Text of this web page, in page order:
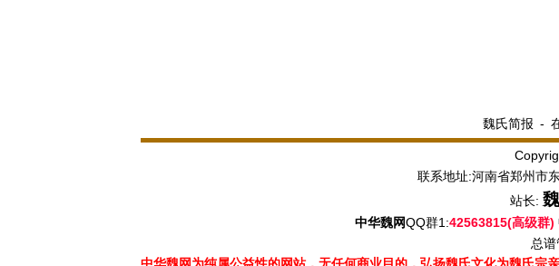
魏氏简报 -
联系地址:河南省郑州市
站长:
中华魏网QQ群1:42563815(高级群)
总谱